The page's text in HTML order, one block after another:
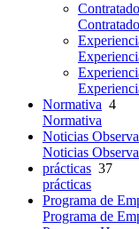
Normativa 4
Normativa
Noticias
Noticias
prácticas 37
prácticas
Programa de
Programa de